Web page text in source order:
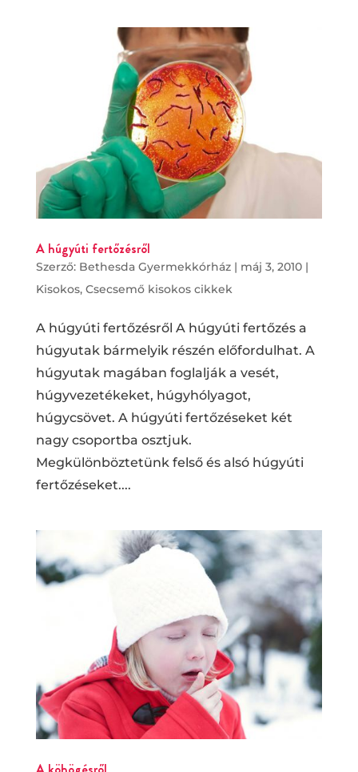
A húgyúti fertőzésről
Szerző: Bethesda Gyermekkórház| máj 3, 2010|
Kisokos, Csecsemő kisokos cikkek
A húgyúti fertőzésről A húgyúti fertőzés a
húgyutak bármelyik részén előfordulhat. A
húgyutak magában foglalják a vesét,
húgyvezetékeket, húgyhólyagot,
húgycsövet. A húgyúti fertőzéseket két
nagy csoportba osztjuk.
Megkülönböztetünk felső és alsó húgyúti
fertőzéseket....